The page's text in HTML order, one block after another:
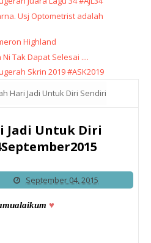
Usj Optometrist adalah
Highland
Tak Dapat Selesai ....
Skrin 2019 #ASK2019
Hari Jadi Untuk Diri Sendiri
Jadi Untuk Diri
September 04, 2015
♥